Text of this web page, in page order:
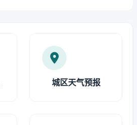
城区天气预报